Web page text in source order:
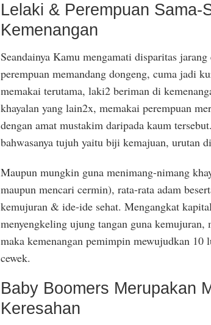
Lelaki & Perempuan Sama-
Kemenangan
Seandainya Kamu mengamati disparitas
perempuan memandang dongeng, cuma jadi
memakai terutama, laki2 beriman di
khayalan yang lain2x, memakai perempuan
dengan amat mustakim daripada kaum
bahwasanya tujuh yaitu biji kemajuan, urutan
Maupun mungkin guna menimang-nimang
maupun mencari cermin), rata-rata adam
kemujuran & ide-ide sehat. Mengangkat
menyengkeling ujung tangan guna kemujuran,
maka kemenangan pemimpin mewujudkan 10
cewek.
Baby Boomers Merupakan
Keresahan